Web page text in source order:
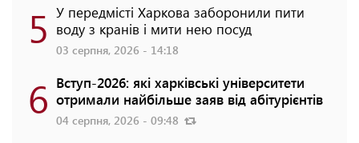
5 У передмісті Харкова заборонили пити
воду з кранів і мити нею посуд
03 серпня, 2026 - 14:18
6 Вступ-2026: які харківські університети
отримали найбільше заяв від абітурієнтів
04 серпня, 2026 - 09:48